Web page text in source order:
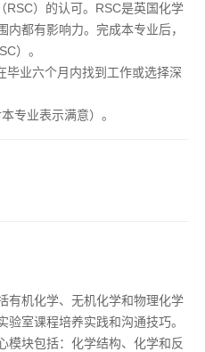
RSC）的认可。RSC是英国化学
都有影响力。完成本专业后，
）。
毕业六个月内找到工作或选择深
专业表示满意）。
有机化学、无机化学和物理化学
室课程培养实践和沟通技巧。
模块包括：化学结构、化学和反